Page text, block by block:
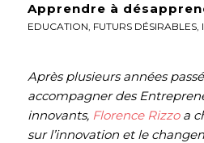
Apprendre à
EDUCATION, FUTURS DÉSIRABLES,
Après plusieurs années
accompagner des
innovants, Florence Rizzoa
sur l’innovation et le